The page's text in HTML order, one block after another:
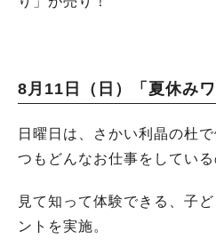
8月11日（日）「夏休み
日曜日は、さかい利晶の杜
つもどんなお仕事をしてい
見て知って体験できる、子
ントを実施。